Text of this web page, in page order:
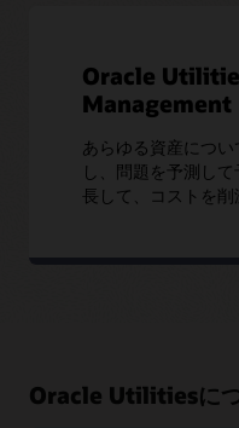
Oracle
Management
あらゆる資産につ
し、問題を予測し
長して、コストを削
Oracle Utilitiesに